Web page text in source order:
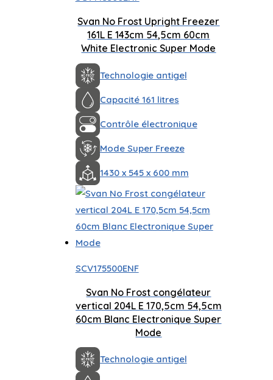
Svan No Frost Upright Freezer
161L E 143cm 54,5cm 60cm
White Electronic Super Mode
Technologie antigel
Capacité 161 litres
Contrôle électronique
Mode Super Freeze
1430 x 545 x 600 mm
SCV175500ENF
Svan No Frost congélateur
vertical 204L E 170,5cm 54,5cm
60cm Blanc Electronique Super
Mode
Technologie antigel